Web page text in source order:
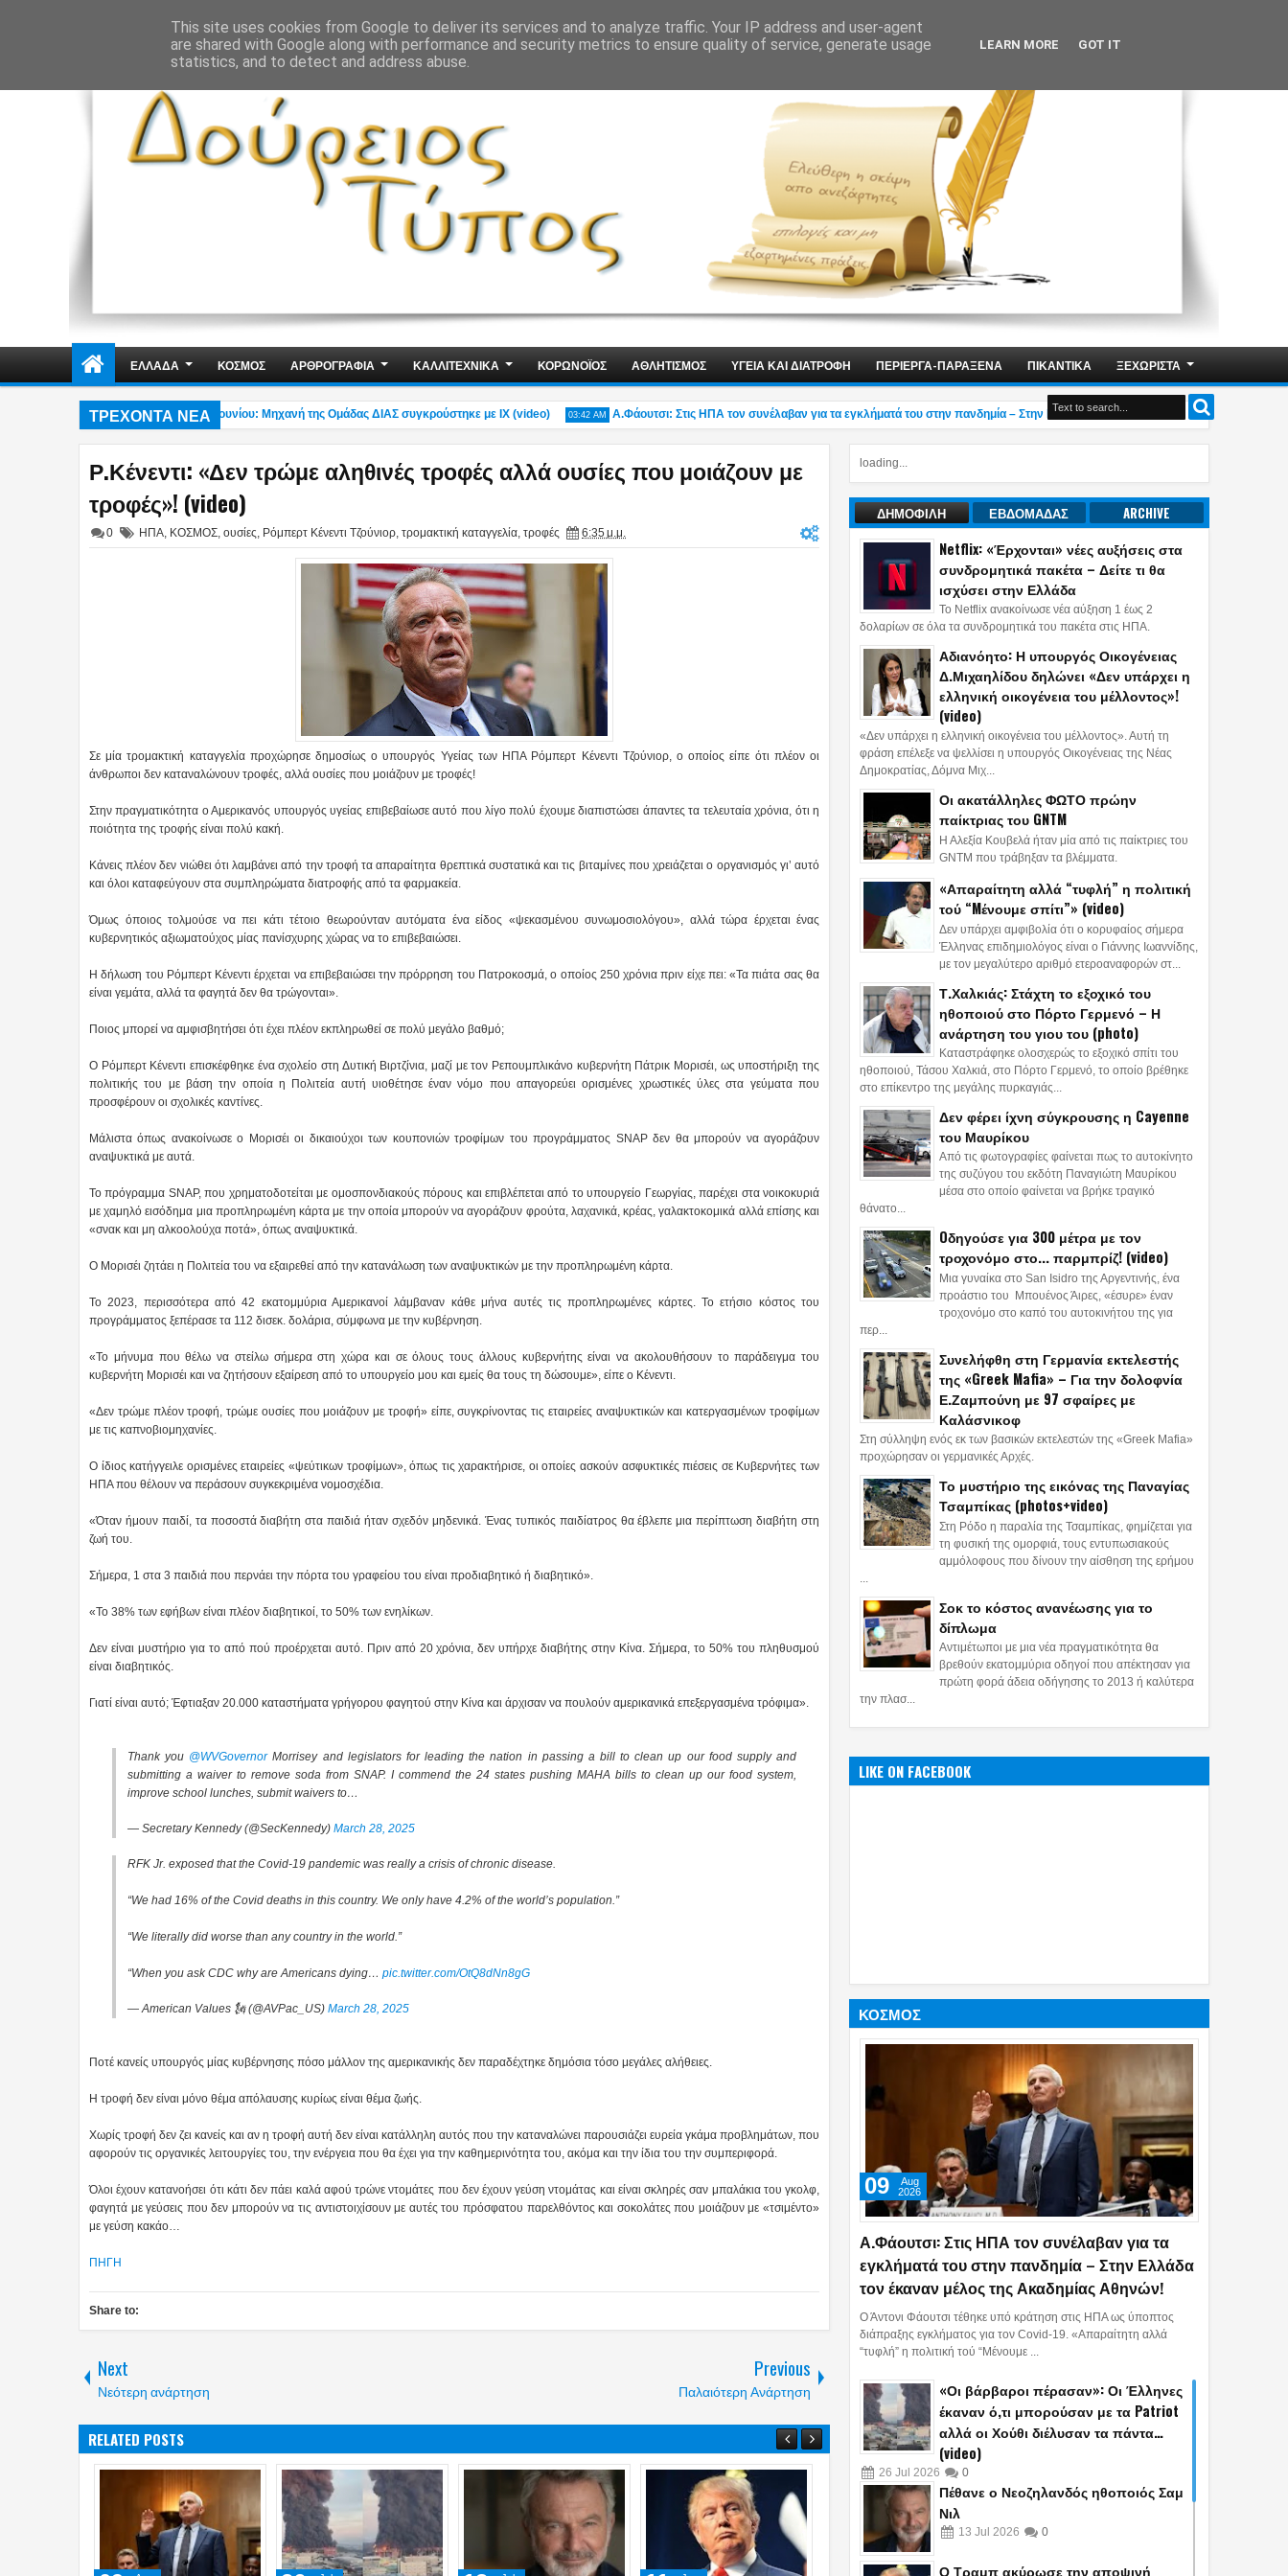
ΕΛΛΑΔΑ ΚΟΣΜΟΣ ΑΡΘΡΟΓΡΑΦΙΑ ΚΑΛΛΙΤΕΧΝΙΚΑ ΚΟΡΩΝΟΪΟΣ ΑΘΛΗΤΙΣΜΟΣ ΥΓΕΙΑ ΚΑΙ ΔΙΑΤΡΟΦΗ ΠΕΡΙΕΡΓΑ-ΠΑΡΑΞΕΝΑ ΠΙΚΑΝΤΙΚΑ ΞΕΧΩΡΙΣΤΑ
ΤΡΕΧΟΝΤΑ ΝΕΑ
ατύχημα στη λεωφ. Αθηνών – Σουνίου: Μηχανή της Ομάδας ΔΙΑΣ συγκρούστηκε με ΙΧ (video) 03:42 AM Α.Φάουτσι: Στις ΗΠΑ τον συνέλαβαν για τα εγκλήματά του στην πανδημία – Στην Ελλάδα τον έκαναν μέλος της Ακαδημίας Αθηνών!
Ρ.Κένεντι: «Δεν τρώμε αληθινές τροφές αλλά ουσίες που μοιάζουν με
τροφές»! (video)
0 ΗΠΑ ΚΟΣΜΟΣ ουσίες Ρόμπερτ Κένεντι Τζούνιορ τρομακτική καταγγελία τροφές 6:35 μ.μ.
Σε μία τρομακτική καταγγελία προχώρησε δημοσίως ο υπουργός Υγείας των ΗΠΑ Ρόμπερτ Κένεντι Τζούνιορ, ο οποίος είπε ότι πλέον οι
άνθρωποι δεν καταναλώνουν τροφές, αλλά ουσίες που μοιάζουν με τροφές!
Στην πραγματικότητα ο Αμερικανός υπουργός υγείας επιβεβαίωσε αυτό που λίγο πολύ έχουμε διαπιστώσει άπαντες τα τελευταία χρόνια, ότι η
ποιότητα της τροφής είναι πολύ κακή.
Κάνεις πλέον δεν νιώθει ότι λαμβάνει από την τροφή τα απαραίτητα θρεπτικά συστατικά και τις βιταμίνες που χρειάζεται ο οργανισμός γι’ αυτό
και όλοι καταφεύγουν στα συμπληρώματα διατροφής από τα φαρμακεία.
Όμως όποιος τολμούσε να πει κάτι τέτοιο θεωρούνταν αυτόματα ένα είδος «ψεκασμένου συνωμοσιολόγου», αλλά τώρα έρχεται ένας
κυβερνητικός αξιωματούχος μίας πανίσχυρης χώρας να το επιβεβαιώσει.
Η δήλωση του Ρόμπερτ Κένεντι έρχεται να επιβεβαιώσει την πρόρρηση του Πατροκοσμά, ο οποίος 250 χρόνια πριν είχε πει: «Τα πιάτα σας θα
είναι γεμάτα, αλλά τα φαγητά δεν θα τρώγονται».
Ποιος μπορεί να αμφισβητήσει ότι έχει πλέον εκπληρωθεί σε πολύ μεγάλο βαθμό;
Ο Ρόμπερτ Κένεντι επισκέφθηκε ένα σχολείο στη Δυτική Βιρτζίνια, μαζί με τον Ρεπουμπλικάνο κυβερνήτη Πάτρικ Μορισέι, ως υποστήριξη της
πολιτικής του με βάση την οποία η Πολιτεία αυτή υιοθέτησε έναν νόμο που απαγορεύει ορισμένες χρωστικές ύλες στα γεύματα που
προσφέρουν οι σχολικές καντίνες.
Μάλιστα όπως ανακοίνωσε ο Μορισέι οι δικαιούχοι των κουπονιών τροφίμων του προγράμματος SNAP δεν θα μπορούν να αγοράζουν
αναψυκτικά με αυτά.
Το πρόγραμμα SNAP, που χρηματοδοτείται με ομοσπονδιακούς πόρους και επιβλέπεται από το υπουργείο Γεωργίας, παρέχει στα νοικοκυριά
με χαμηλό εισόδημα μια προπληρωμένη κάρτα με την οποία μπορούν να αγοράζουν φρούτα, λαχανικά, κρέας, γαλακτοκομικά αλλά επίσης και
«σνακ και μη αλκοολούχα ποτά», όπως αναψυκτικά.
Ο Μορισέι ζητάει η Πολιτεία του να εξαιρεθεί από την κατανάλωση των αναψυκτικών με την προπληρωμένη κάρτα.
Το 2023, περισσότερα από 42 εκατομμύρια Αμερικανοί λάμβαναν κάθε μήνα αυτές τις προπληρωμένες κάρτες. Το ετήσιο κόστος του
προγράμματος ξεπέρασε τα 112 δισεκ. δολάρια, σύμφωνα με την κυβέρνηση.
«Το μήνυμα που θέλω να στείλω σήμερα στη χώρα και σε όλους τους άλλους κυβερνήτης είναι να ακολουθήσουν το παράδειγμα του
κυβερνήτη Μορισέι και να ζητήσουν εξαίρεση από το υπουργείο μου και εμείς θα τους τη δώσουμε», είπε ο Κένεντι.
«Δεν τρώμε πλέον τροφή, τρώμε ουσίες που μοιάζουν με τροφή» είπε, συγκρίνοντας τις εταιρείες αναψυκτικών και κατεργασμένων τροφίμων
με τις καπνοβιομηχανίες.
Ο ίδιος κατήγγειλε ορισμένες εταιρείες «ψεύτικων τροφίμων», όπως τις χαρακτήρισε, οι οποίες ασκούν ασφυκτικές πιέσεις σε Κυβερνήτες των
ΗΠΑ που θέλουν να περάσουν συγκεκριμένα νομοσχέδια.
«Όταν ήμουν παιδί, τα ποσοστά διαβήτη στα παιδιά ήταν σχεδόν μηδενικά. Ένας τυπικός παιδίατρος θα έβλεπε μια περίπτωση διαβήτη στη
ζωή του.
Σήμερα, 1 στα 3 παιδιά που περνάει την πόρτα του γραφείου του είναι προδιαβητικό ή διαβητικό».
«Το 38% των εφήβων είναι πλέον διαβητικοί, το 50% των ενηλίκων.
Δεν είναι μυστήριο για το από πού προέρχεται αυτό. Πριν από 20 χρόνια, δεν υπήρχε διαβήτης στην Κίνα. Σήμερα, το 50% του πληθυσμού
είναι διαβητικός.
Γιατί είναι αυτό; Έφτιαξαν 20.000 καταστήματα γρήγορου φαγητού στην Κίνα και άρχισαν να πουλούν αμερικανικά επεξεργασμένα τρόφιμα».
Thank you @WVGovernorMorrisey and legislators for leading the nation in passing a bill to clean up our food supply and
submitting a waiver to remove soda from SNAP. I commend the 24 states pushing MAHA bills to clean up our food system,
improve school lunches, submit waivers to…
— Secretary Kennedy (@SecKennedy) March 28, 2025
RFK Jr. exposed that the Covid-19 pandemic was really a crisis of chronic disease.
“We had 16% of the Covid deaths in this country. We only have 4.2% of the world’s population.”
“We literally did worse than any country in the world.”
“When you ask CDC why are Americans dying… pic.twitter.com/OtQ8dNn8gG
— American Values 🗽 (@AVPac_US) March 28, 2025
Ποτέ κανείς υπουργός μίας κυβέρνησης πόσο μάλλον της αμερικανικής δεν παραδέχτηκε δημόσια τόσο μεγάλες αλήθειες.
Η τροφή δεν είναι μόνο θέμα απόλαυσης κυρίως είναι θέμα ζωής.
Χωρίς τροφή δεν ζει κανείς και αν η τροφή αυτή δεν είναι κατάλληλη αυτός που την καταναλώνει παρουσιάζει ευρεία γκάμα προβλημάτων, που
αφορούν τις οργανικές λειτουργίες του, την ενέργεια που θα έχει για την καθημερινότητα του, ακόμα και την ίδια του την συμπεριφορά.
Όλοι έχουν κατανοήσει ότι κάτι δεν πάει καλά αφού τρώνε ντομάτες που δεν έχουν γεύση ντομάτας και είναι σκληρές σαν μπαλάκια του γκολφ,
φαγητά με γεύσεις που δεν μπορούν να τις αντιστοιχίσουν με αυτές του πρόσφατου παρελθόντος και σοκολάτες που μοιάζουν με «τσιμέντο»
με γεύση κακάο…
ΠΗΓΗ
Share to:
Next
Νεότερη ανάρτηση
Previous
Παλαιότερη Ανάρτηση
RELATED POSTS
loading...
ΔΗΜΟΦΙΛΗ ΕΒΔΟΜΑΔΑΣ ARCHIVE
Netflix: «Έρχονται» νέες αυξήσεις στα
συνδρομητικά πακέτα – Δείτε τι θα
ισχύσει στην Ελλάδα
Το Netflix ανακοίνωσε νέα αύξηση 1 έως 2
δολαρίων σε όλα τα συνδρομητικά του πακέτα στις ΗΠΑ.
Αδιανόητο: Η υπουργός Οικογένειας
Δ.Μιχαηλίδου δηλώνει «Δεν υπάρχει η
ελληνική οικογένεια του μέλλοντος»!
(video)
«Δεν υπάρχει η ελληνική οικογένεια του μέλλοντος». Αυτή τη
φράση επέλεξε να ψελλίσει η υπουργός Οικογένειας της Νέας
Δημοκρατίας, Δόμνα Μιχ...
Οι ακατάλληλες ΦΩΤΟ πρώην
παίκτριας του GNTM
Η Αλεξία Κουβελά ήταν μία από τις παίκτριες του
GNTM που τράβηξαν τα βλέμματα.
«Απαραίτητη αλλά “τυφλή” η πολιτική
τού “Mένουμε σπίτι”» (video)
Δεν υπάρχει αμφιβολία ότι ο κορυφαίος σήμερα
Έλληνας επιδημιολόγος είναι ο Γιάννης Ιωαννίδης,
με τον μεγαλύτερο αριθμό ετεροαναφορών στ...
Τ.Χαλκιάς: Στάχτη το εξοχικό του
ηθοποιού στο Πόρτο Γερμενό – Η
ανάρτηση του γιου του (photo)
Καταστράφηκε ολοσχερώς το εξοχικό σπίτι του
ηθοποιού, Τάσου Χαλκιά, στο Πόρτο Γερμενό, το οποίο βρέθηκε
στο επίκεντρο της μεγάλης πυρκαγιάς...
Δεν φέρει ίχνη σύγκρουσης η Cayenne
του Μαυρίκου
Από τις φωτογραφίες φαίνεται πως το αυτοκίνητο
της συζύγου του εκδότη Παναγιώτη Μαυρίκου
μέσα στο οποίο φαίνεται να βρήκε τραγικό
θάνατο...
Oδηγούσε για 300 μέτρα με τον
τροχονόμο στο... παρμπρίζ! (video)
Μια γυναίκα στο San Isidro της Αργεντινής, ένα
προάστιο του Μπουένος Άιρες, «έσυρε» έναν
τροχονόμο στο καπό του αυτοκινήτου της για
περ...
Συνελήφθη στη Γερμανία εκτελεστής
της «Greek Mafia» – Για την δολοφνία
Ε.Ζαμπούνη με 97 σφαίρες με
Καλάσνικοφ
Στη σύλληψη ενός εκ των βασικών εκτελεστών της «Greek Mafia»
προχώρησαν οι γερμανικές Αρχές.
Το μυστήριο της εικόνας της Παναγίας
Τσαμπίκας (photos+video)
Στη Ρόδο η παραλία της Τσαμπίκας, φημίζεται για
τη φυσική της ομορφιά, τους εντυπωσιακούς
αμμόλοφους που δίνουν την αίσθηση της ερήμου
Σοκ το κόστος ανανέωσης για το
δίπλωμα
Αντιμέτωποι με μια νέα πραγματικότητα θα
βρεθούν εκατομμύρια οδηγοί που απέκτησαν για
πρώτη φορά άδεια οδήγησης το 2013 ή καλύτερα
την πλασ...
LIKE ON FACEBOOK
ΚΟΣΜΟΣ
Α.Φάουτσι: Στις ΗΠΑ τον συνέλαβαν για τα
εγκλήματά του στην πανδημία – Στην Ελλάδα
τον έκαναν μέλος της Ακαδημίας Αθηνών!
09
Aug
2026
Ο Άντονι Φάουτσι τέθηκε υπό κράτηση στις ΗΠΑ ως ύποπτος
διάπραξης εγκλήματος για τον Covid-19. «Απαραίτητη αλλά
“τυφλή” η πολιτική τού “Mένουμε ...
«Οι βάρβαροι πέρασαν»: Οι Έλληνες
έκαναν ό,τι μπορούσαν με τα Patriot
αλλά οι Χούθι διέλυσαν τα πάντα…
(video)
26 Jul 2026 0
Πέθανε ο Νεοζηλανδός ηθοποιός Σαμ
Νιλ
13 Jul 2026 0
Ο Τραμπ ακύρωσε την αποψινή
This site uses cookies from Google to deliver its services and to analyze traffic. Your IP address and user-agent
are shared with Google along with performance and security metrics to ensure quality of service, generate usage
statistics, and to detect and address abuse.
LEARN MORE GOT IT